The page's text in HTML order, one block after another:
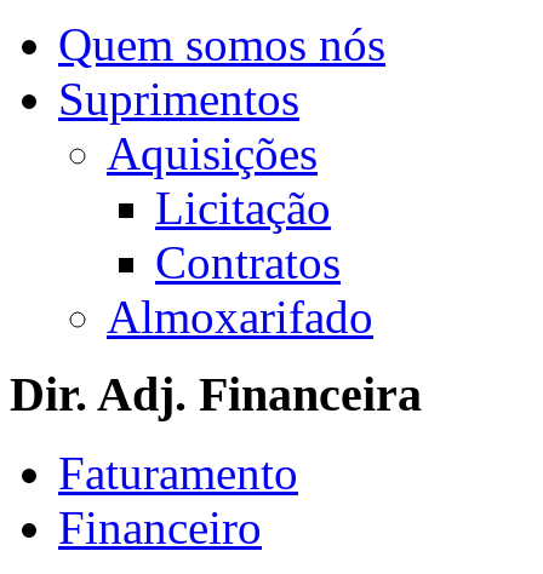
Quem somos nós
Suprimentos
Aquisições
Licitação
Contratos
Almoxarifado
Dir. Adj. Financeira
Faturamento
Financeiro